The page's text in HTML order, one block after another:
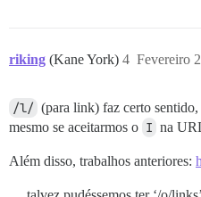
riking (Kane York) Fevereiro
4
/l/ (para link) faz certo
mesmo se aceitarmos o I na
Além disso, trabalhos anteriores: